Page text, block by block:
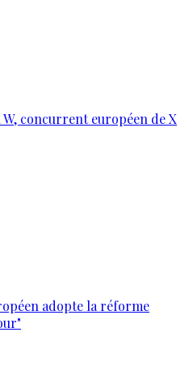
concurrent européen de X
adopte la réforme